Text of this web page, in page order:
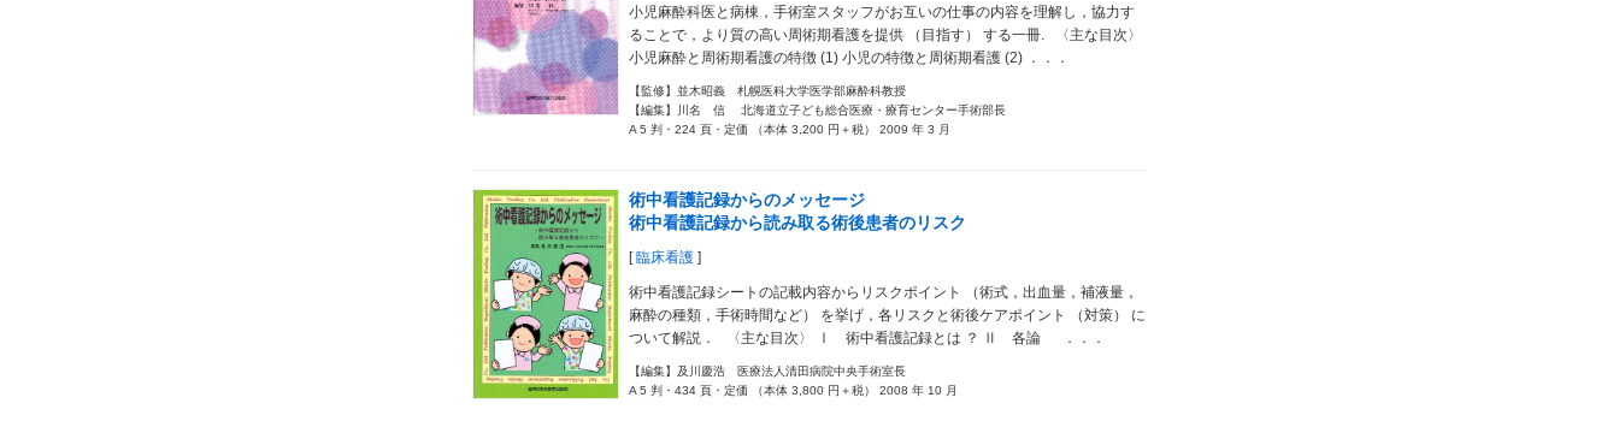
小児麻酔科医と病棟，手術室スタッフがお互いの仕事の内容を理解し，協力す
ることで，より質の高い周術期看護を提供 （目指す） する一冊. 〈主な目次〉
小児麻酔と周術期看護の特徴 (1) 小児の特徴と周術期看護 (2) ．．．
【監修】並木昭義 札幌医科大学医学部麻酔科教授
【編集】川名 信 北海道立子ども総合医療・療育センター手術部長
A 5 判・224 頁・定価 （本体 3,200 円＋税） 2009 年 3 月
術中看護記録からのメッセージ
術中看護記録から読み取る術後患者のリスク
[臨床看護 ]
術中看護記録シートの記載内容からリスクポイント （術式，出血量，補液量，
麻酔の種類，手術時間など） を挙げ，各リスクと術後ケアポイント （対策） に
ついて解説． 〈主な目次〉 Ⅰ 術中看護記録とは ？ Ⅱ 各論 ．．．
【編集】及川慶浩 医療法人清田病院中央手術室長
A 5 判・434 頁・定価 （本体 3,800 円＋税） 2008 年 10 月